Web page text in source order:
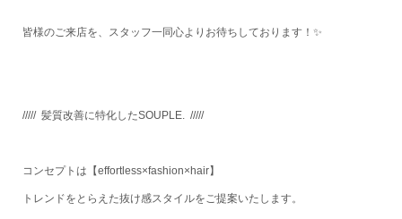
皆様のご来店を、スタッフ一同心よりお待ちしております！✨
///// 髪質改善に特化したSOUPLE. /////
コンセプトは【effortless×fashion×hair】
トレンドをとらえた抜け感スタイルをご提案いたします。